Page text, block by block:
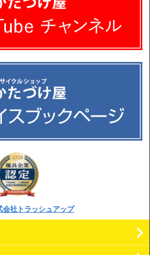
会社トラッシュアップ